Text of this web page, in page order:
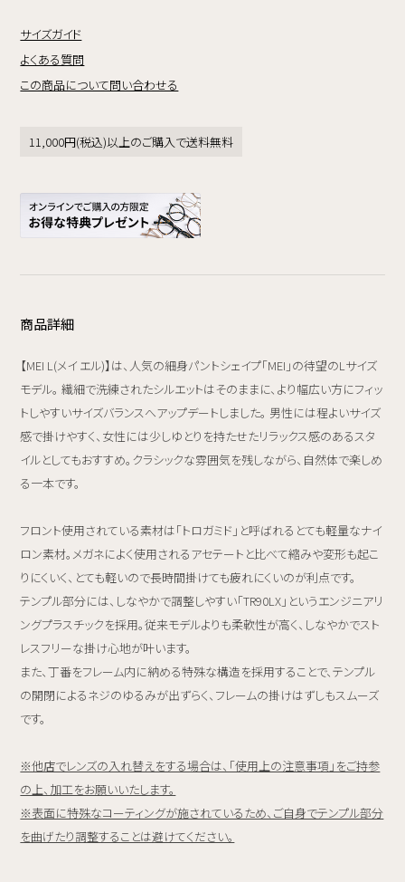
サイズガイド
よくある質問
この商品について問い合わせる
11,000円(税込)以上のご購入で送料無料
商品詳細
【MEI L(メイ エル)】は、人気の細身パントシェイプ「MEI」の待望のLサイズ
モデル。 繊細で洗練されたシルエットはそのままに、より幅広い方にフィッ
トしやすいサイズバランスへアップデートしました。 男性には程よいサイズ
感で掛けやすく、女性には少しゆとりを持たせたリラックス感のあるスタ
イルとしてもおすすめ。クラシックな雰囲気を残しながら、自然体で楽しめ
る一本です。
フロント使用されている素材は「トロガミド」と呼ばれるとても軽量なナイ
ロン素材。メガネによく使用されるアセテートと比べて縮みや変形も起こ
りにくいく、とても軽いので長時間掛けても疲れにくいのが利点です。
テンプル部分には、しなやかで調整しやすい「TR90LX」というエンジニアリ
ングプラスチックを採用。従来モデルよりも柔軟性が高く、しなやかでスト
レスフリーな掛け心地が叶います。
また、丁番をフレーム内に納める特殊な構造を採用することで、テンプル
の開閉によるネジのゆるみが出ずらく、フレームの掛けはずしもスムーズ
です。
※他店でレンズの入れ替えをする場合は、「使用上の注意事項」をご持参
の上、加工をお願いいたします。
※表面に特殊なコーティングが施されているため、ご自身でテンプル部分
を曲げたり調整することは避けてください。